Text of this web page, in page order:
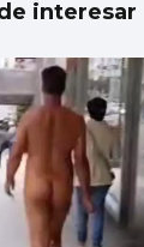
interesar